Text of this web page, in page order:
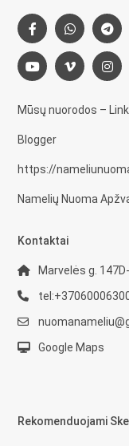
Mūsų nuorodos –
Blogger
https://
Namelių Nuoma
Kontaktai
Marvelės g.
Google Maps
Rekomenduojami